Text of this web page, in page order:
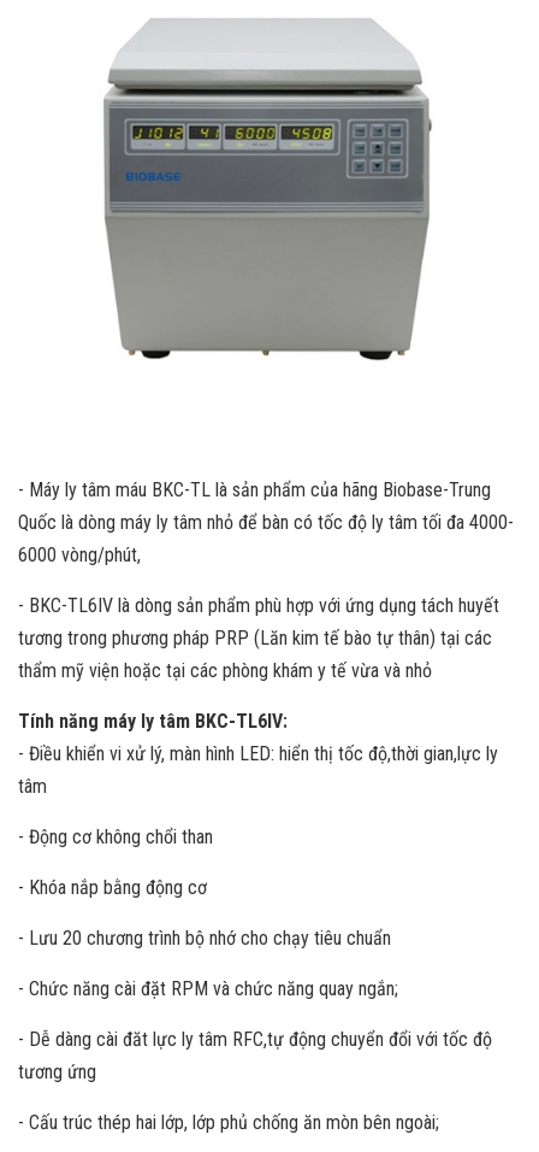
- Máy ly tâm máu BKC-TL là sản phẩm của hãng Biobase-Trung
Quốc là dòng máy ly tâm nhỏ để bàn có tốc độ ly tâm tối đa 4000-
6000 vòng/phút,
- BKC-TL6IV là dòng sản phẩm phù hợp với ứng dụng tách huyết
tương trong phương pháp PRP (Lăn kim tế bào tự thân) tại các
thẩm mỹ viện hoặc tại các phòng khám y tế vừa và nhỏ
Tính năng máy ly tâm BKC-TL6IV:
- Điều khiển vi xử lý, màn hình LED: hiển thị tốc độ,thời gian,lực ly
tâm
- Động cơ không chổi than
- Khóa nắp bằng động cơ
- Lưu 20 chương trình bộ nhớ cho chạy tiêu chuẩn
- Chức năng cài đặt RPM và chức năng quay ngắn;
- Dễ dàng cài đăt lực ly tâm RFC,tự động chuyển đổi với tốc độ
tương ứng
- Cấu trúc thép hai lớp, lớp phủ chống ăn mòn bên ngoài;